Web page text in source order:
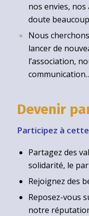
nos envies,
doute
Nous
lancer de
l’association,
Devenir
Participez à
Partagez des
solidarité, le
Rejoignez des
Reposez-vous
notre